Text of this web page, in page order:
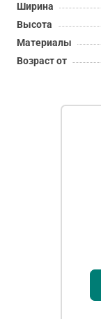
Ширина
Высота
Материалы
Возраст от